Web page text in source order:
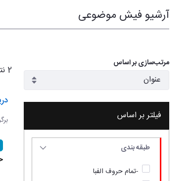
آرشیو فیش موضوعی
مرتب‌سازی بر اساس
فیلتر بر اساس
طبقه بندی
-تمام حروف الفبا
2 نتیجه برای